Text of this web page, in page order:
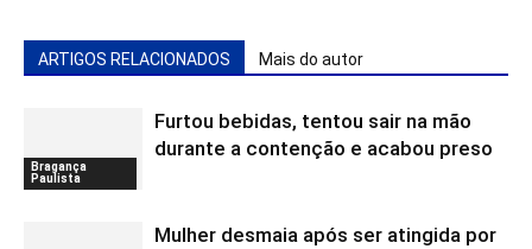
ARTIGOS RELACIONADOS Mais do autor
Bragança
Paulista
Furtou bebidas, tentou sair na mão
durante a contenção e acabou preso
Mulher desmaia após ser atingida por